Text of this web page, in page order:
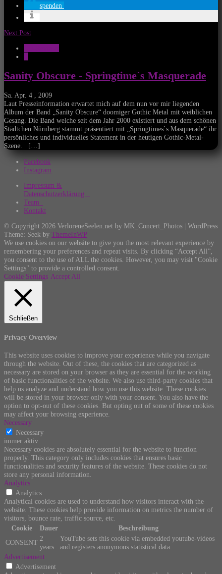
spenden
Next Post
Sanity Obscure - Springtime`s Masquerade
Sa. Apr. 4 , 2009
Laut Presseinformation erwartet mich auf dem nun vor mir liegenden
Album der Band „Sanity Obscure“ doomiger Gothic Metal mit weiblichen
Gesang. Die Band welche seit dem Jahr 2000 existiert und aus dem schönen
Städtchen Nürnberg stammt präsentiert mit „Springtimes`s Masquerade“ ihr
persönliches und individuelles Statement in der heutigen Gothic-Metal-
Szene. […]
Facebook
Instagram
Impressum &
Datenschutzerklärung
Team
Kontakt
© Copyright 2026 VerloreneSeelen.net by MK_Concert_Photos | WordPress
Theme: Seek by ThemeInWP
We use cookies on our website to give you the most relevant experience by
remembering your preferences and repeat visits. By clicking “Accept All”,
you consent to the use of ALL the cookies. However, you may visit "Cookie
Settings" to provide a controlled consent.
Cookie Settings Accept All
Schließen
Privacy Overview
This website uses cookies to improve your experience while you navigate
through the website. Out of these, the cookies that are categorized as
necessary are stored on your browser as they are essential for the working
of basic functionalities of the website. We also use third-party cookies that
help us analyze and understand how you use this website. These cookies
will be stored in your browser only with your consent. You also have the
option to opt-out of these cookies. But opting out of some of these cookies
may affect your browsing experience.
Necessary
Necessary
immer aktiv
Necessary cookies are absolutely essential for the website to function
properly. This category only includes cookies that ensures basic
functionalities and security features of the website. These cookies do not
store any personal information.
Analytics
Analytics
Analytical cookies are used to understand how visitors interact with the
website. These cookies help provide information on metrics the number of
visitors, bounce rate, traffic source, etc.
Cookie
Dauer
Beschreibung
CONSENT 2
years
YouTube sets this cookie via embedded youtube-videos
and registers anonymous statistical data.
Advertisement
Advertisement